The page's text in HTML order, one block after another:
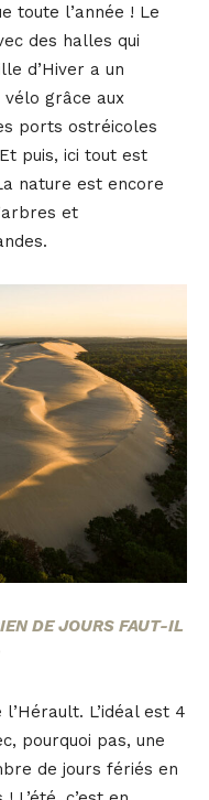
toute l’année ! Le
des halles qui
d’Hiver a un
grâce aux
ports ostréicoles
puis, ici tout est
nature est encore
et
DE JOURS FAUT-IL
L’idéal est 4
pourquoi pas, une
de jours fériés en